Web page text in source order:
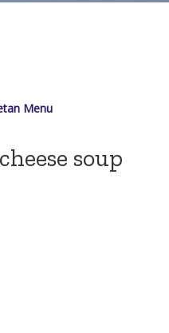
Menu
soup